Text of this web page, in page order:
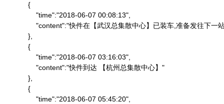
            {
                "time":"2018-06-07 00:08:13",
"content":"快件在【武汉总集散中心】已装车,准备发往下一
            },
            {
                "time":"2018-06-07 03:16:03",
                "content":"快件到达 【杭州总集散中心】"
            },
            {
                "time":"2018-06-07 05:45:20",